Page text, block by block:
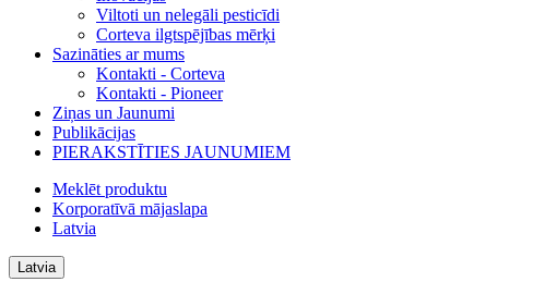
Viltoti un nelegāli pesticīdi
Corteva ilgtspējības mērķi
Sazināties ar mums
Kontakti - Corteva
Kontakti - Pioneer
Ziņas un Jaunumi
Publikācijas
PIERAKSTĪTIES JAUNUMIEM
Meklēt produktu
Korporatīvā mājaslapa
Latvia
Latvia